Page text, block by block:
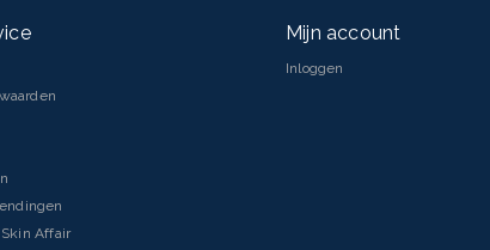
Affair
Mijn account
Inloggen